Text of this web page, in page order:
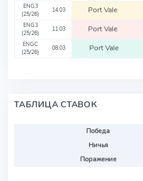
ENG3
(25/26)
14.03 Port Vale
ENG3
(25/26)
11.03 Port Vale
ENGC
(25/26)
08.03 Port Vale
ТАБЛИЦА СТАВОК
Победа
Ничья
Поражение